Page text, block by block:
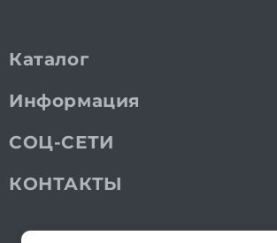
Каталог
Информация
СОЦ-СЕТИ
КОНТАКТЫ